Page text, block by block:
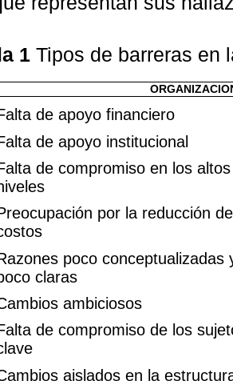
1 Tipos de barreras en
de apoyo financiero
de apoyo institucional
de compromiso en los altos
por la reducción
poco conceptualizadas
claras
ambiciosos
de compromiso de los
aislados en la